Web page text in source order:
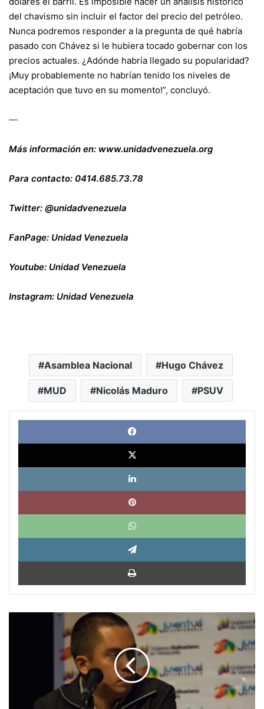
del chavismo sin incluir el factor del precio del petróleo.
Nunca podremos responder a la pregunta de qué habría
pasado con Chávez si le hubiera tocado gobernar con los
precios actuales. ¿Adónde habría llegado su popularidad?
¡Muy probablemente no habrían tenido los niveles de
aceptación que tuvo en su momento!”, concluyó.
—
Más información en: www.unidadvenezuela.org
Para contacto: 0414.685.73.78
Twitter: @unidadvenezuela
FanPage: Unidad Venezuela
Youtube: Unidad Venezuela
Instagram: Unidad Venezuela
Asamblea Nacional Hugo Chávez
MUD Nicolás Maduro PSUV
X